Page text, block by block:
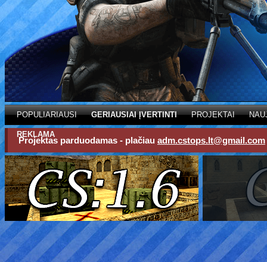
POPULIARIAUSI GERIAUSIAI ĮVERTINTI PROJEKTAI
REKLAMA
Projektas parduodamas - plačiau adm.cstops.lt@gmail.com